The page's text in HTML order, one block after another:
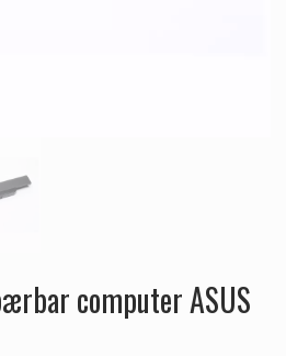
computer ASUS